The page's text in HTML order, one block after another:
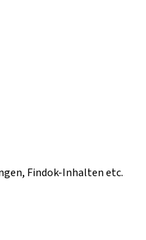
Findok-Inhalten etc.